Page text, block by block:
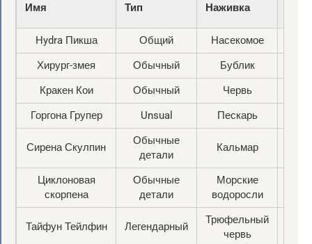
Имя Тип Наживка
Hydra Пикша Общий Насекомое
Хирург-змея
Обычный Бублик
Кракен Кои
Обычный Червь
Горгона Групер
Unsual Пескарь
Сирена Скулпин
Обычные
детали
Кальмар
Циклоновая
скорпена
Обычные
детали
Морские
водоросли
Тайфун Тейлфин Легендарный
Трюфельный
червь